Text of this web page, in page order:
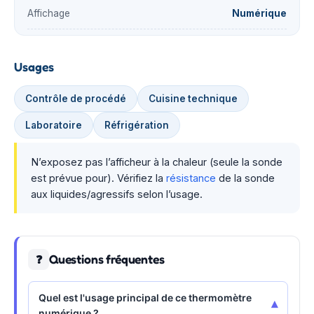
Affichage Numérique
Usages
Contrôle de procédé Cuisine technique
Laboratoire Réfrigération
N’exposez pas l’afficheur à la chaleur (seule la sonde
est prévue pour). Vérifiez la résistance de la sonde
aux liquides/agressifs selon l’usage.
❓ Questions fréquentes
Quel est l'usage principal de ce thermomètre
▾